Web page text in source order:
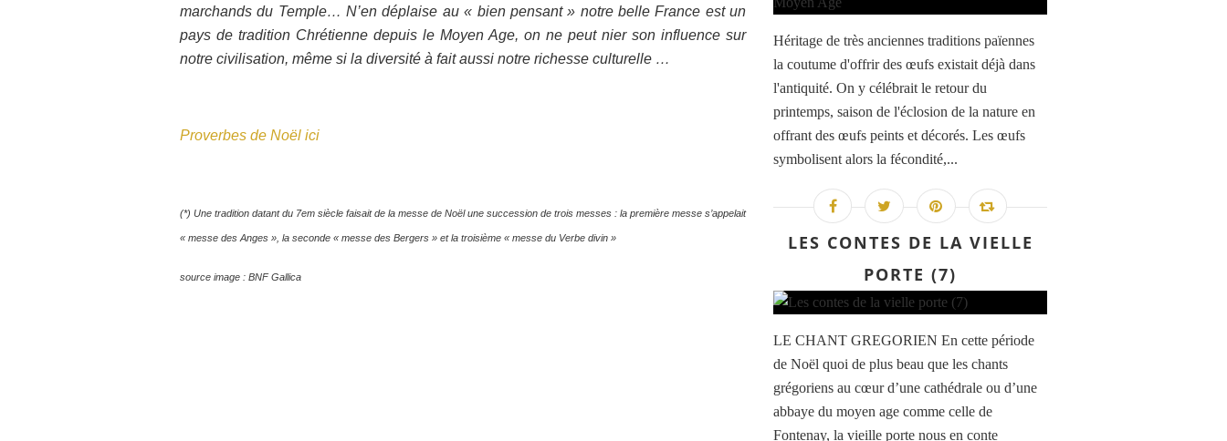
marchands du Temple… N’en déplaise au « bien pensant » notre belle France est un
pays de tradition Chrétienne depuis le Moyen Age, on ne peut nier son influence sur
notre civilisation, même si la diversité à fait aussi notre richesse culturelle …
Proverbes de Noël ici
(*) Une tradition datant du 7em siècle faisait de la messe de Noël une succession de trois messes : la première messe s’appelait
« messe des Anges », la seconde « messe des Bergers » et la troisième « messe du Verbe divin »
source image : BNF Gallica
Héritage de très anciennes traditions païennes
la coutume d'offrir des œufs existait déjà dans
l'antiquité. On y célébrait le retour du
printemps, saison de l'éclosion de la nature en
offrant des œufs peints et décorés. Les œufs
symbolisent alors la fécondité,...
LES CONTES DE LA VIELLE
PORTE (7)
LE CHANT GREGORIEN En cette période
de Noël quoi de plus beau que les chants
grégoriens au cœur d’une cathédrale ou d’une
abbaye du moyen age comme celle de
Fontenay, la vieille porte nous en conte